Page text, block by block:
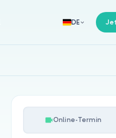
DE
Online-Termin